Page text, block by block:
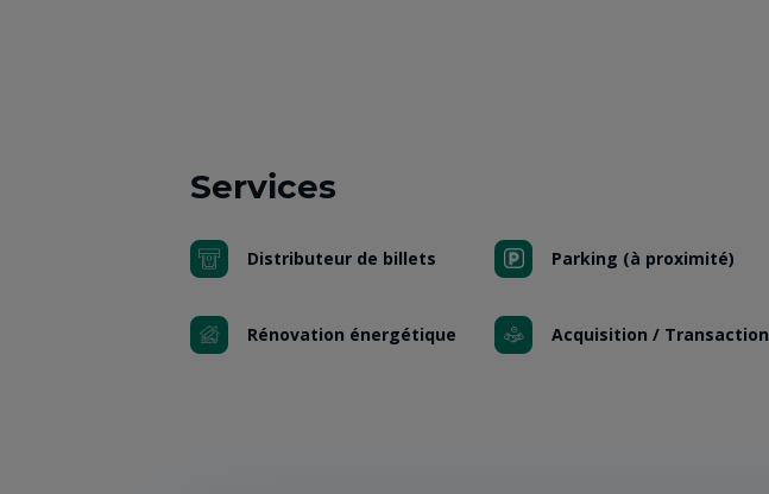
Services
Distributeur de billets Parking (à proximité)
Rénovation énergétique Acquisition / Transaction